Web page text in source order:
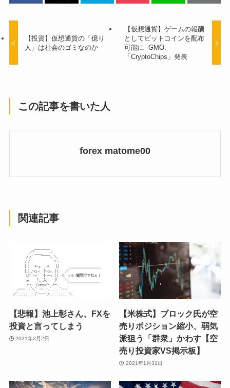
【投資】仮想通貨の「億り
人」は社会のゴミなのか
【仮想通貨】ゲームの報酬
としてビットコインを配布
可能に--GMO、
「CryptoChips」発表
この記事を書いた人
forex matome00
関連記事
【悲報】池上彰さん、FXを
投資と言ってしまう
2021年2月2日
【米株式】ブロック氏が空
売りポジション縮小、弱気
派狙う「群衆」かわす【空
売り投資家VS掲示板】
2021年1月31日